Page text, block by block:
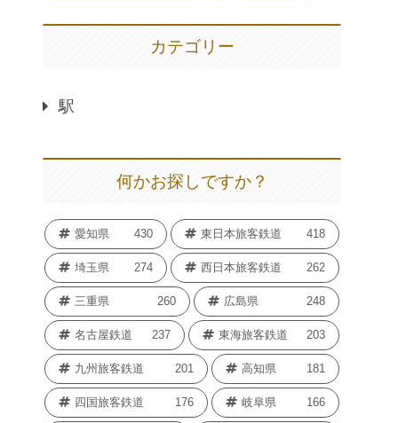
カテゴリー
駅
何かお探しですか？
愛知県 430 東日本旅客鉄道 418
埼玉県 274 西日本旅客鉄道 262
三重県 260 広島県 248
名古屋鉄道 237 東海旅客鉄道 203
九州旅客鉄道 201 高知県 181
四国旅客鉄道 176 岐阜県 166